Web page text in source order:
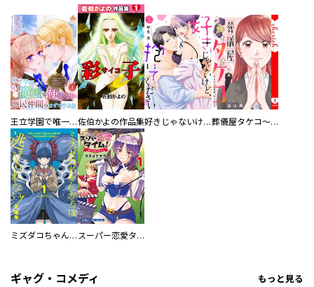
王立学園で唯一魔法が使えない庶民仲間のはずですよね～実は王子様で私を溺愛しているなんて告白はやめてください～佐伯かよの作品集 好きじゃないけど、抱いてください【電子単行本版／特典おまけ付き】 葬儀屋タケコ～あなたの最期、叶えます【電子単行本版】
ミズダコちゃんからは逃げられない！ スーパー恋愛タイム！～現場でドＳな彼女は自宅でデレる～
ギャグ・コメディ もっと見る